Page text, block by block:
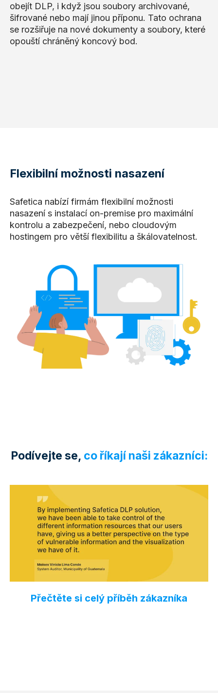
obejít DLP, i když jsou soubory archivované,
šifrované nebo mají jinou příponu. Tato ochrana
se rozšiřuje na nové dokumenty a soubory, které
opouští chráněný koncový bod.
Flexibilní možnosti nasazení
Safetica nabízí firmám flexibilní možnosti
nasazení s instalací on-premise pro maximální
kontrolu a zabezpečení, nebo cloudovým
hostingem pro větší flexibilitu a škálovatelnost.
Podívejte se, co říkají naši zákazníci:
Přečtěte si celý příběh zákazníka